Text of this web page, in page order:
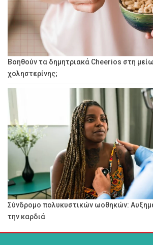
Βοηθούν τα δημητριακά Cheerios στη
χοληστερίνης;
Σύνδρομο πολυκυστικών ωοθηκών:
την καρδιά